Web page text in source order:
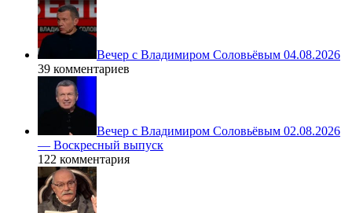
Вечер с Владимиром Соловьёвым 04.08.2026
39 комментариев
Вечер с Владимиром Соловьёвым 02.08.2026
— Воскресный выпуск
122 комментария